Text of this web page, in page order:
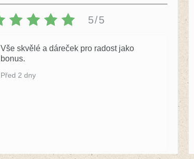
5/5
Vše skvělé a dáreček pro radost jako
bonus.
Před 2 dny